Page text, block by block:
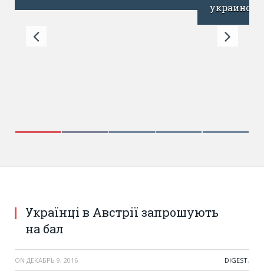
украинских стартапов
Українці в Австрії запрошують
на бал
ON ДЕКАБРЬ 9, 2016 DIGEST,